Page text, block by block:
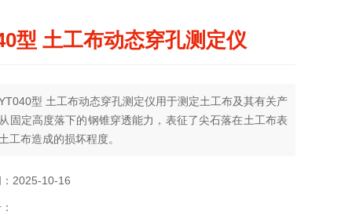
型 土工布动态穿孔测定仪
型 土工布动态穿孔测定仪用于测定土工布及其有关产
固定高度落下的钢锥穿透能力，表征了尖石落在土工布表
工布造成的损坏程度。
2025-10-16